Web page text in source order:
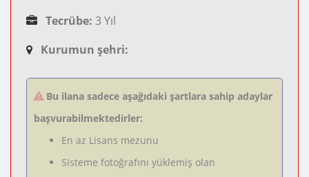
Tecrübe: 3 Yıl
Kurumun şehri:
Bu ilana sadece aşağıdaki şartlara sahip adaylar
başvurabilmektedirler:
En az Lisans mezunu
Sisteme fotoğrafını yüklemiş olan